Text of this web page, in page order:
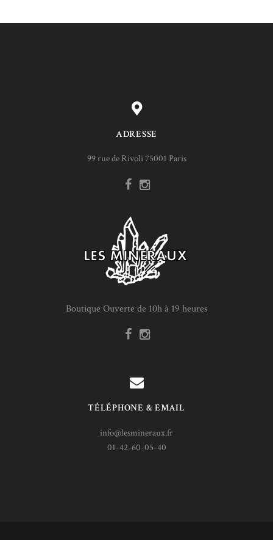
ADRESSE
99 rue de Rivoli 75001 Paris
Boutique Ouverte de 10h à 19 heures
TÉLÉPHONE & EMAIL
info@lesmineraux.fr
01-42-60-05-40